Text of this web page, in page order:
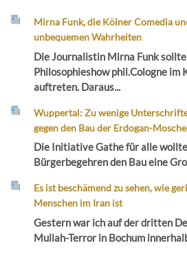
Mirna Funk, die Kölner Comedia
unbequemen Wahrheiten
Die Journalistin Mirna Funk
Philosophieshow phil.Cologne im
auftreten. Daraus...
Wuppertal: Zu wenige
gegen den Bau der Erdogan-
Die Initiative Gathe für alle
Bürgerbegehren den Bau eine
Es ist beschämend zu sehen, wie
Menschen im Iran ist
Gestern war ich auf der dritten
Mullah-Terror in Bochum